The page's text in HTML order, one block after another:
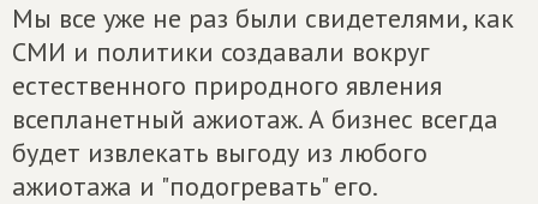
Мы все уже не раз были свидетелями, как
СМИ и политики создавали вокруг
естественного природного явления
всепланетный ажиотаж. А бизнес всегда
будет извлекать выгоду из любого
ажиотажа и "подогревать" его.